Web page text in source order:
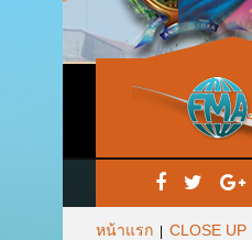
หน้าแรก CLOSE UP